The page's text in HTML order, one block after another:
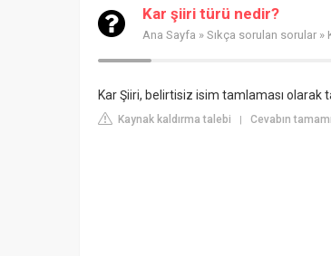
Kar şiiri türü nedir?
Ana Sayfa » Sıkça sorulan sorular »
Kar Şiiri, belirtisiz isim tamlaması olarak
Kaynak kaldırma talebi | Cevabın